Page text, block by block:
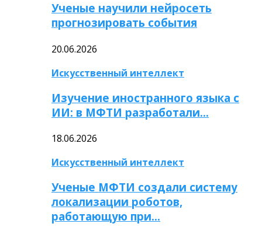
Ученые научили нейросеть
прогнозировать события
20.06.2026
Искусственный интеллект
Изучение иностранного языка с
ИИ: в МФТИ разработали…
18.06.2026
Искусственный интеллект
Ученые МФТИ создали систему
локализации роботов,
работающую при…